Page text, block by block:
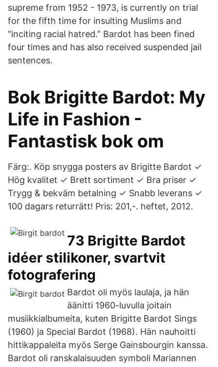
supreme from 1952 - 1973, is currently on trial
for the fifth time for insulting Muslims and
“inciting racial hatred.” Bardot has been fined
four times and has also received suspended jail
sentences.
Bok Brigitte Bardot: My
Life in Fashion -
Fantastisk bok om
Färg:. Köp snygga posters av Brigitte Bardot ✓
Hög kvalitet ✓ Brett sortiment ✓ Bra priser ✓
Trygg & bekväm betalning ✓ Snabb leverans ✓
100 dagars returrätt! Pris: 201,-. heftet, 2012.
73 Brigitte Bardot
idéer stilikoner, svartvit
fotografering
Bardot oli myös laulaja, ja hän
äänitti 1960-luvulla joitain
musiikkialbumeita, kuten Brigitte Bardot Sings
(1960) ja Special Bardot (1968). Hän nauhoitti
hittikappaleita myös Serge Gainsbourgin kanssa.
Bardot oli ranskalaisuuden symboli Mariannen